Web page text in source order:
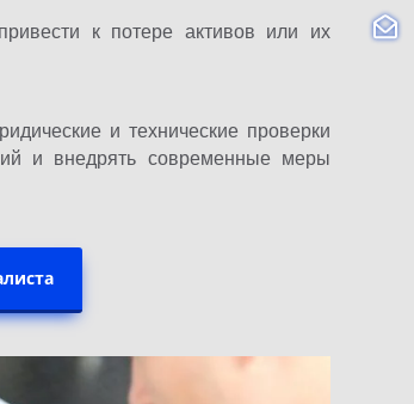
к потере активов или их
и технические проверки
и внедрять современные меры